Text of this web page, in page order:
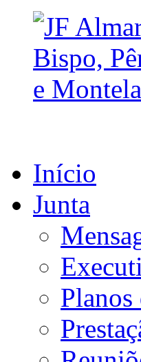
Início
Junta